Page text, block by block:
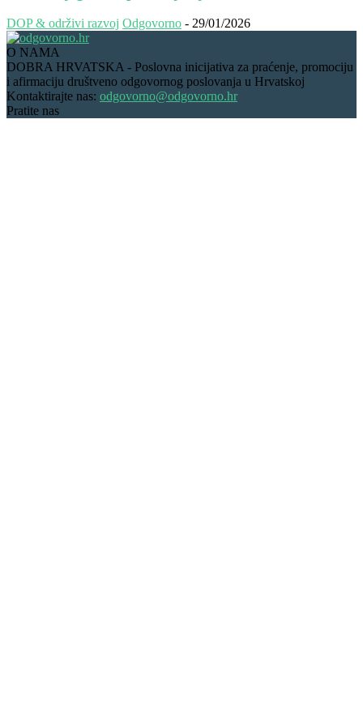
DOP & održivi razvoj Odgovorno - 29/01/2026
O NAMA
DOBRA HRVATSKA - Poslovna inicijativa za praćenje, promociju
i afirmaciju društveno odgovornog poslovanja u Hrvatskoj
Kontaktirajte nas: odgovorno@odgovorno.hr
Pratite nas